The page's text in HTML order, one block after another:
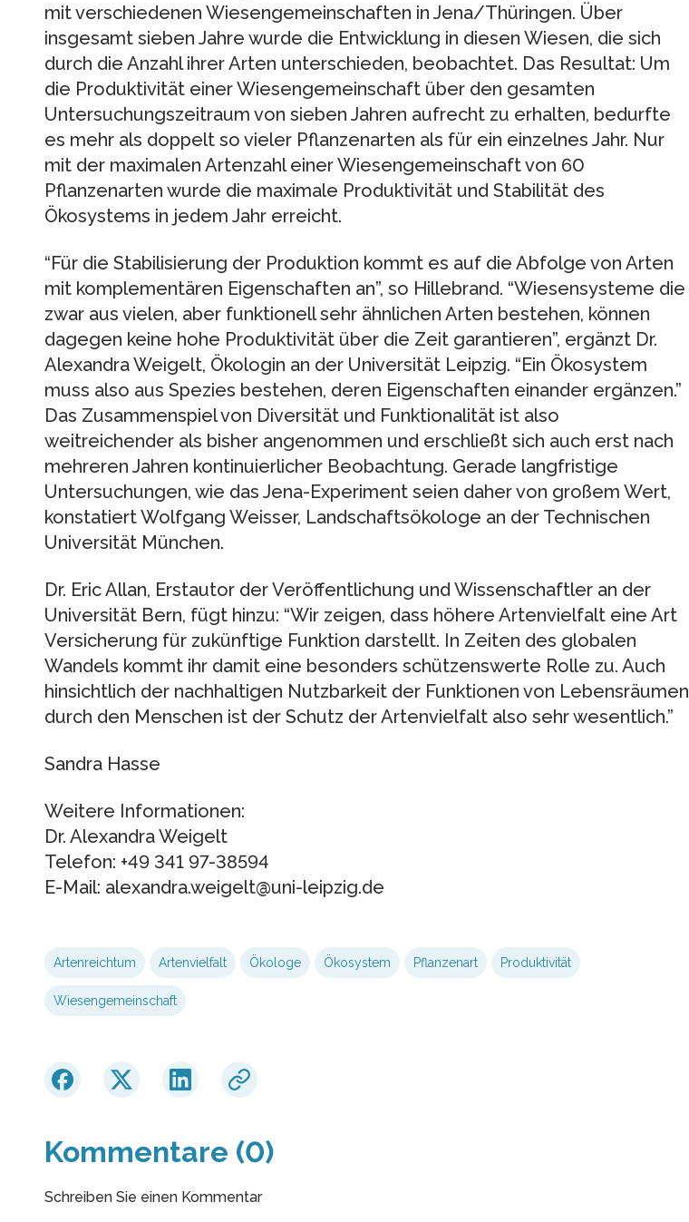
mit verschiedenen Wiesengemeinschaften in Jena/Thüringen. Über
insgesamt sieben Jahre wurde die Entwicklung in diesen Wiesen, die sich
durch die Anzahl ihrer Arten unterschieden, beobachtet. Das Resultat: Um
die Produktivität einer Wiesengemeinschaft über den gesamten
Untersuchungszeitraum von sieben Jahren aufrecht zu erhalten, bedurfte
es mehr als doppelt so vieler Pflanzenarten als für ein einzelnes Jahr. Nur
mit der maximalen Artenzahl einer Wiesengemeinschaft von 60
Pflanzenarten wurde die maximale Produktivität und Stabilität des
Ökosystems in jedem Jahr erreicht.
“Für die Stabilisierung der Produktion kommt es auf die Abfolge von Arten
mit komplementären Eigenschaften an”, so Hillebrand. “Wiesensysteme die
zwar aus vielen, aber funktionell sehr ähnlichen Arten bestehen, können
dagegen keine hohe Produktivität über die Zeit garantieren”, ergänzt Dr.
Alexandra Weigelt, Ökologin an der Universität Leipzig. “Ein Ökosystem
muss also aus Spezies bestehen, deren Eigenschaften einander ergänzen.”
Das Zusammenspiel von Diversität und Funktionalität ist also
weitreichender als bisher angenommen und erschließt sich auch erst nach
mehreren Jahren kontinuierlicher Beobachtung. Gerade langfristige
Untersuchungen, wie das Jena-Experiment seien daher von großem Wert,
konstatiert Wolfgang Weisser, Landschaftsökologe an der Technischen
Universität München.
Dr. Eric Allan, Erstautor der Veröffentlichung und Wissenschaftler an der
Universität Bern, fügt hinzu: “Wir zeigen, dass höhere Artenvielfalt eine Art
Versicherung für zukünftige Funktion darstellt. In Zeiten des globalen
Wandels kommt ihr damit eine besonders schützenswerte Rolle zu. Auch
hinsichtlich der nachhaltigen Nutzbarkeit der Funktionen von Lebensräumen
durch den Menschen ist der Schutz der Artenvielfalt also sehr wesentlich.”
Sandra Hasse
Weitere Informationen:
Dr. Alexandra Weigelt
Telefon: +49 341 97-38594
E-Mail: alexandra.weigelt@uni-leipzig.de
Artenreichtum Artenvielfalt Ökologe Ökosystem Pflanzenart Produktivität
Wiesengemeinschaft
Kommentare (0)
Schreiben Sie einen Kommentar